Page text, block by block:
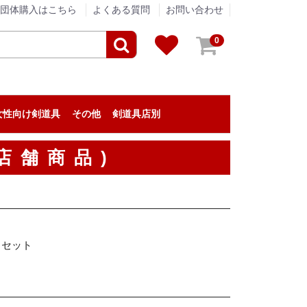
団体購入はこちら よくある質問 お問い合わせ
0
性向け剣道具 その他
剣道具のメンテナンス
アパレル
贈答品
垂ネーム（垂名札）
剣道の小物
剣道具店別
舗商品)
ット